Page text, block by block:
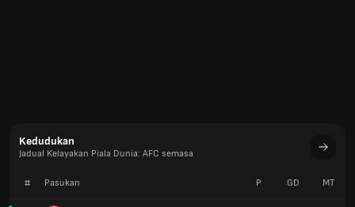
Kedudukan
Jadual Kelayakan Piala Dunia: AFC semasa
# Pasukan P GD MT